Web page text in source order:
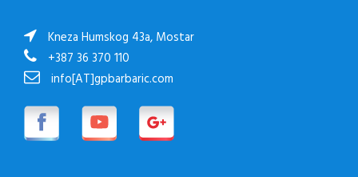
Kneza Humskog 43a, Mostar
+387 36 370 110
info[AT]gpbarbaric.com